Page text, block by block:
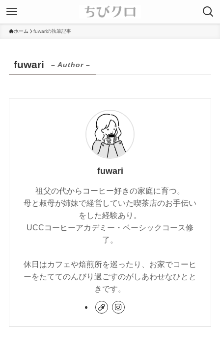
ホーム fuwariの執筆記事
fuwari – Author –
fuwari
祖父の代からコーヒー好きの家庭に育つ。
母と叔母が姉妹で経営していた喫茶店のお手伝い
をした経験あり。
UCCコーヒーアカデミー・ベーシックコース修
了。
休日はカフェや焙煎所を巡ったり、お家でコーヒ
ーをたててのんびり過ごすのがしあわせなひとと
きです。